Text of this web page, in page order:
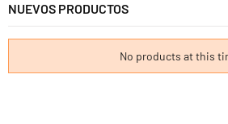
NUEVOS PRODUCTOS
No products at this